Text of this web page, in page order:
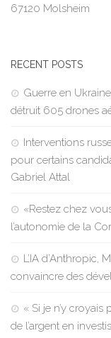
67120 Molsheim
RECENT POSTS
Guerre en
détruit 605 drones
Interventions
pour certains
Gabriel Attal
«Restez chez
l’autonomie de la
L’IA d’Anthropic,
convaincre des
« Si je n’y
de l’argent en